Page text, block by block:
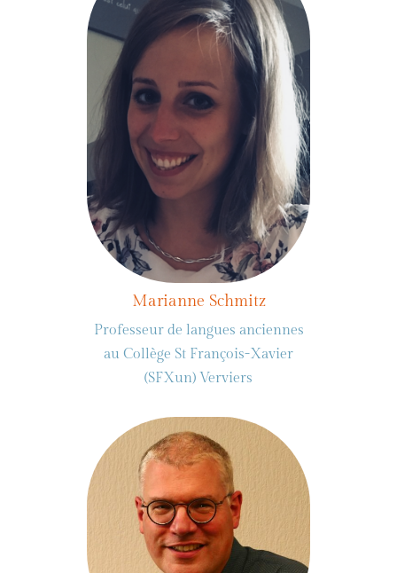
Marianne Schmitz
Professeur de langues anciennes
au Collège St François-Xavier
(SFXun) Verviers